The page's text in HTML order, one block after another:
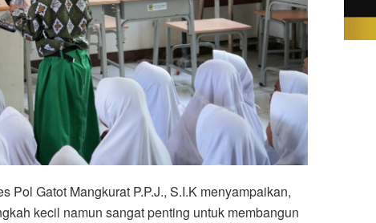
Pol Gatot Mangkurat P.P.J., S.I.K menyampaikan,
kecil namun sangat penting untuk membangun